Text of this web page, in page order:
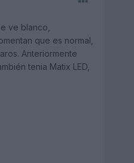
ve blanco,
que es normal,
Anteriormente
tenia Matix LED,